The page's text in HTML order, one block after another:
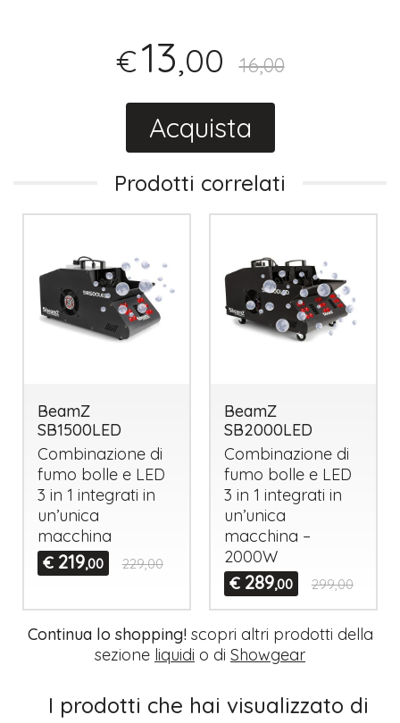
€13,00 16,00
Acquista
Prodotti correlati
BeamZ
SB1500LED
Combinazione di
fumo bolle e LED
3 in 1 integrati in
un’unica
macchina
€ 219,00 229,00
BeamZ
SB2000LED
Combinazione di
fumo bolle e LED
3 in 1 integrati in
un’unica
macchina –
2000W
€ 289,00 299,00
Continua lo shopping!scopri altri prodotti della
sezione liquidi o di Showgear
I prodotti che hai visualizzato di